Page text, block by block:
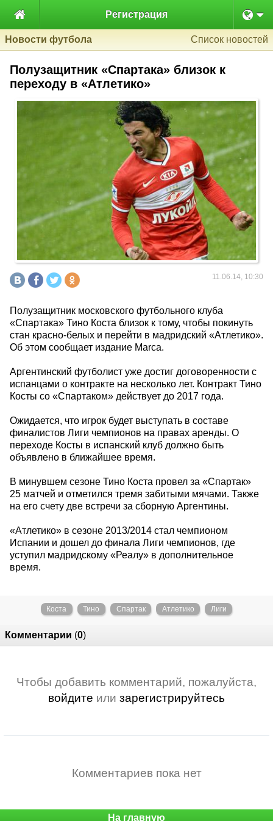
 Регистрация
Новости футбола Список новостей
Полузащитник «Спартака» близок к
переходу в «Атлетико»
11.06.14, 10:30
Полузащитник московского футбольного клуба
«Спартака» Тино Коста близок к тому, чтобы покинуть
стан красно-белых и перейти в мадридский «Атлетико».
Об этом сообщает издание Marca.
Аргентинский футболист уже достиг договоренности с
испанцами о контракте на несколько лет. Контракт Тино
Косты со «Спартаком» действует до 2017 года.
Ожидается, что игрок будет выступать в составе
финалистов Лиги чемпионов на правах аренды. О
переходе Косты в испанский клуб должно быть
объявлено в ближайшее время.
В минувшем сезоне Тино Коста провел за «Спартак»
25 матчей и отметился тремя забитыми мячами. Также
на его счету две встречи за сборную Аргентины.
«Атлетико» в сезоне 2013/2014 стал чемпионом
Испании и дошел до финала Лиги чемпионов, где
уступил мадридскому «Реалу» в дополнительное
время.
Коста Тино Спартак Атлетико Лиги
Комментарии (0)
Чтобы добавить комментарий, пожалуйста,
войдите или зарегистрируйтесь
Комментариев пока нет
На главную